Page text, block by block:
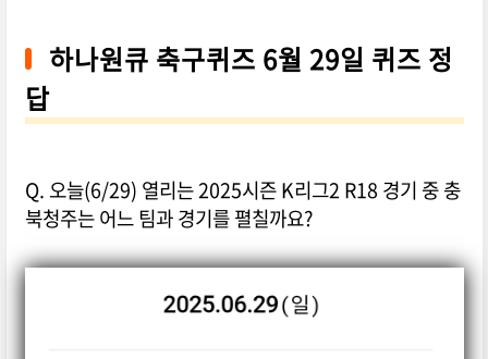
하나원큐 축구퀴즈 6월 29일 퀴즈 정
답
Q. 오늘(6/29) 열리는 2025시즌 K리그2 R18 경기 중 충
북청주는 어느 팀과 경기를 펼칠까요?